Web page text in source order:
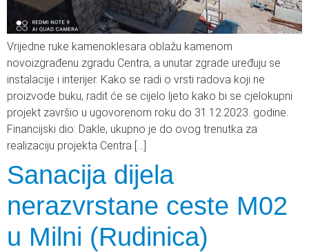
Vrijedne ruke kamenoklesara oblažu kamenom
novoizgrađenu zgradu Centra, a unutar zgrade uređuju se
instalacije i interijer. Kako se radi o vrsti radova koji ne
proizvode buku, radit će se cijelo ljeto kako bi se cjelokupni
projekt završio u ugovorenom roku do 31.12.2023. godine.
Financijski dio: Dakle, ukupno je do ovog trenutka za
realizaciju projekta Centra […]
Sanacija dijela
nerazvrstane ceste M02
u Milni (Rudinica)